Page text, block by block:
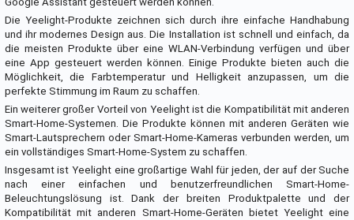
Die Yeelight-Produkte zeichnen sich durch ihre einfache Handhabung
und ihr modernes Design aus. Die Installation ist schnell und einfach, da
die meisten Produkte über eine WLAN-Verbindung verfügen und über
eine App gesteuert werden können. Einige Produkte bieten auch die
Möglichkeit, die Farbtemperatur und Helligkeit anzupassen, um die
perfekte Stimmung im Raum zu schaffen.
Ein weiterer großer Vorteil von Yeelight ist die Kompatibilität mit anderen
Smart-Home-Systemen. Die Produkte können mit anderen Geräten wie
Smart-Lautsprechern oder Smart-Home-Kameras verbunden werden, um
ein vollständiges Smart-Home-System zu schaffen.
Insgesamt ist Yeelight eine großartige Wahl für jeden, der auf der Suche
nach einer einfachen und benutzerfreundlichen Smart-Home-
Beleuchtungslösung ist. Dank der breiten Produktpalette und der
Kompatibilität mit anderen Smart-Home-Geräten bietet Yeelight eine